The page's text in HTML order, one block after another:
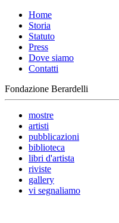
Home
Storia
Statuto
Press
Dove siamo
Contatti
Fondazione Berardelli
mostre
artisti
pubblicazioni
biblioteca
libri d'artista
riviste
gallery
vi segnaliamo